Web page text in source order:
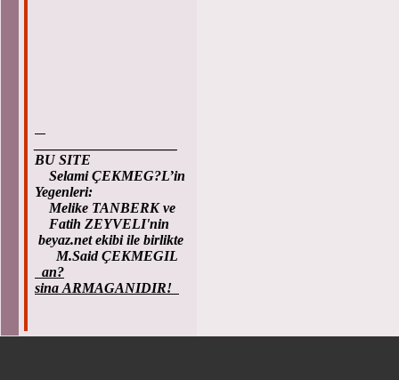
BU SITE
Selami ÇEKMEG?L’in
Yegenleri:
Melike TANBERK ve
Fatih ZEYVELI'nin
beyaz.net ekibi ile birlikte
M.Said ÇEKMEGIL
an?
sina ARMAGANIDIR!